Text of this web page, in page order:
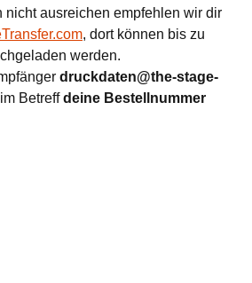
nicht ausreichen empfehlen wir dir
, dort können bis zu
werden.
druckdaten@the-stage-
Betreffdeine Bestellnummer